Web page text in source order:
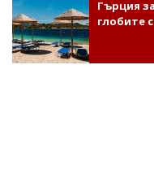
Гърция
глобите